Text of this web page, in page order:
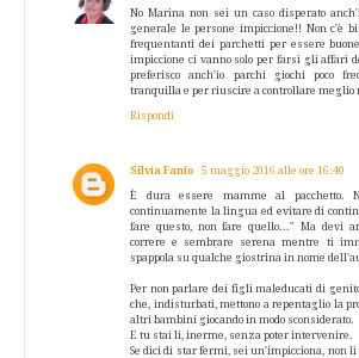
No Marina non sei un caso disperato
generale le persone impiccione!! Non c'è
frequentanti dei parchetti per essere
impiccione ci vanno solo per farsi gli affari
preferisco anch'io parchi giochi poco
tranquilla e per riuscire a controllare meglio
Rispondi
Silvia Fanio 5 maggio 2016 alle ore 16:40
È dura essere mamme al pacchetto.
continuamente la lingua ed evitare di
fare questo, non fare quello..." Ma devi
correre e sembrare serena mentre ti
spappola su qualche giostrina in nome
Per non parlare dei figli maleducati di
che, indisturbati, mettono a repentaglio la
altri bambini giocando in modo sconsiderato.
E tu stai li, inerme, senza poter intervenire.
Se dici di star fermi, sei un'impicciona, non li